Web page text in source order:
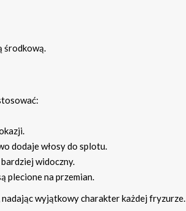
środkową.
dodaje włosy do splotu.
widoczny.
plecione na przemian.
wyjątkowy charakter każdej fryzurze.